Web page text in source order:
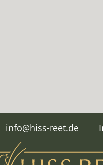
info@hiss-reet.de